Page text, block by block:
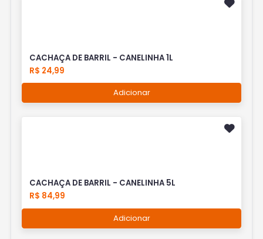
CACHAÇA DE BARRIL - CANELINHA 1L
R$ 24,99
Adicionar
CACHAÇA DE BARRIL - CANELINHA 5L
R$ 84,99
Adicionar